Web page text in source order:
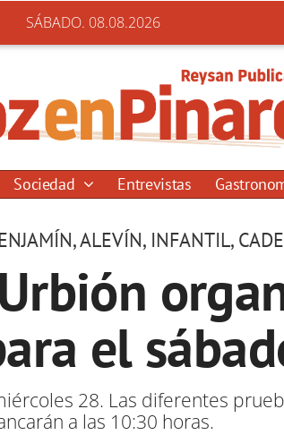
SÁBADO. 08.08.2026
Sociedad Entrevistas
ALEVÍN, INFANTIL,
el
28. Las diferentes
a las 10:30 horas.